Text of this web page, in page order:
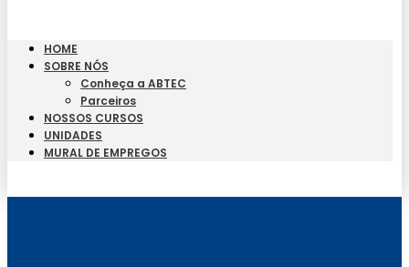
HOME
SOBRE NÓS
Conheça a ABTEC
Parceiros
NOSSOS CURSOS
UNIDADES
MURAL DE EMPREGOS